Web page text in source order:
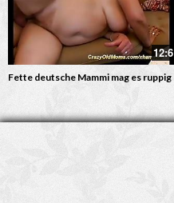
12:6
Fette deutsche Mammi mag es ruppig